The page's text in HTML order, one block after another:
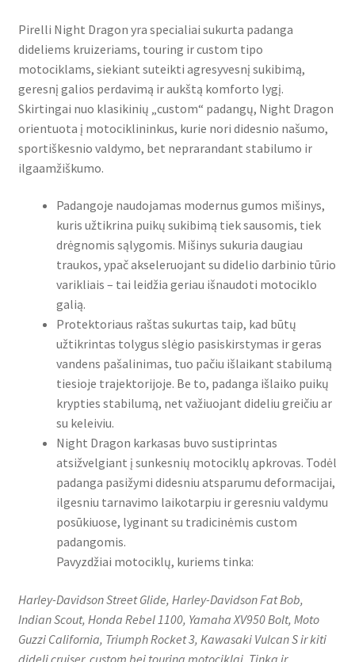
Pirelli Night Dragon yra specialiai sukurta padanga
dideliems kruizeriams, touring ir custom tipo
motociklams, siekiant suteikti agresyvesnį sukibimą,
geresnį galios perdavimą ir aukštą komforto lygį.
Skirtingai nuo klasikinių „custom“ padangų, Night Dragon
orientuota į motociklininkus, kurie nori didesnio našumo,
sportiškesnio valdymo, bet neprarandant stabilumo ir
ilgaamžiškumo.
Padangoje naudojamas modernus gumos mišinys,
kuris užtikrina puikų sukibimą tiek sausomis, tiek
drėgnomis sąlygomis. Mišinys sukuria daugiau
traukos, ypač akseleruojant su didelio darbinio tūrio
varikliais – tai leidžia geriau išnaudoti motociklo
galią.
Protektoriaus raštas sukurtas taip, kad būtų
užtikrintas tolygus slėgio pasiskirstymas ir geras
vandens pašalinimas, tuo pačiu išlaikant stabilumą
tiesioje trajektorijoje. Be to, padanga išlaiko puikų
krypties stabilumą, net važiuojant dideliu greičiu ar
su keleiviu.
Night Dragon karkasas buvo sustiprintas
atsižvelgiant į sunkesnių motociklų apkrovas. Todėl
padanga pasižymi didesniu atsparumu deformacijai,
ilgesniu tarnavimo laikotarpiu ir geresniu valdymu
posūkiuose, lyginant su tradicinėmis custom
padangomis.
Pavyzdžiai motociklų, kuriems tinka:
Harley-Davidson Street Glide, Harley-Davidson Fat Bob,
Indian Scout, Honda Rebel 1100, Yamaha XV950 Bolt, Moto
Guzzi California, Triumph Rocket 3, Kawasaki Vulcan S ir kiti
dideli cruiser, custom bei touring motociklai. Tinka ir